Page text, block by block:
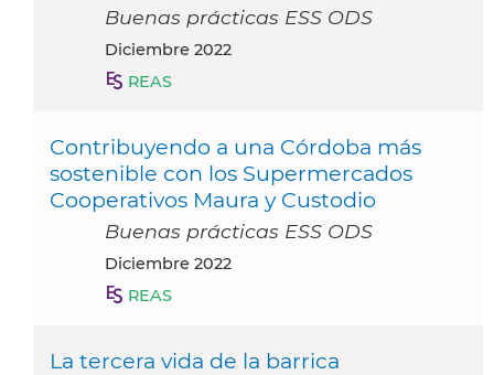
Buenas prácticas ESS ODS
diciembre 2022
REAS
Contribuyendo a una Córdoba más
sostenible con los Supermercados
Cooperativos Maura y Custodio
Buenas prácticas ESS ODS
diciembre 2022
REAS
La tercera vida de la barrica